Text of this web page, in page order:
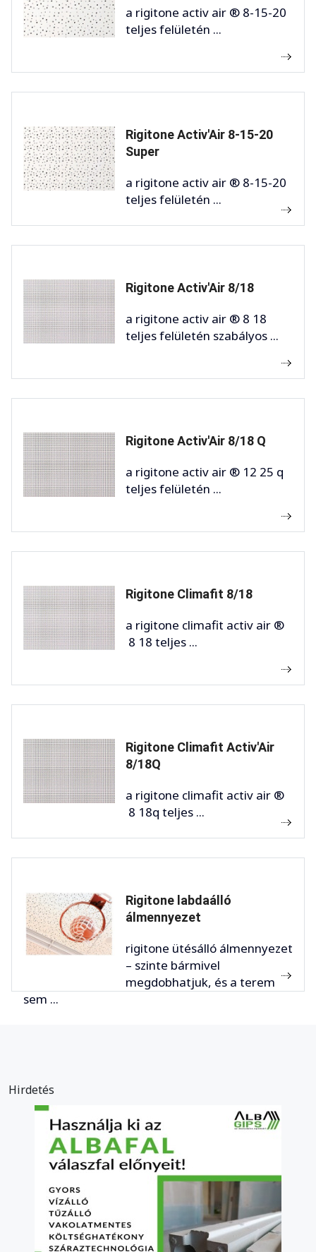
a rigitone activ air ® 8-15-20
teljes felületén ...
Rigitone Activ'Air 8-15-20
Super
a rigitone activ air ® 8-15-20
teljes felületén ...
Rigitone Activ'Air 8/18
a rigitone activ air ® 8 18
teljes felületén szabályos ...
Rigitone Activ'Air 8/18 Q
a rigitone activ air ® 12 25 q
teljes felületén ...
Rigitone Climafit 8/18
a rigitone climafit activ air ®
8 18 teljes ...
Rigitone Climafit Activ'Air
8/18Q
a rigitone climafit activ air ®
8 18q teljes ...
Rigitone labdaálló
álmennyezet
rigitone ütésálló álmennyezet
– szinte bármivel
megdobhatjuk, és a terem
sem ...
Hirdetés